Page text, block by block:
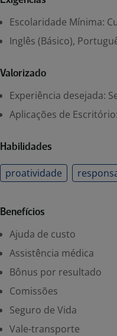
Escolaridade Mínima:
Inglês (Básico),
Valorizado
Experiência desejada:
Aplicações de
Habilidades
proatividade
Benefícios
Ajuda de custo
Assistência médica
Bônus por resultado
Comissões
Seguro de Vida
Vale-transporte